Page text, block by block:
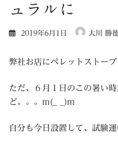
ュラルに
2019年6月1日 大川 勝
弊社お店にペレットストーブ
ただ、６月１日のこの暑い
ど。。。m(_ _)m
自分も今日設置して、試験